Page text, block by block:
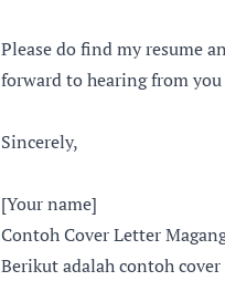
Please do find my resume
forward to hearing from
Sincerely,
[Your name]
Contoh Cover Letter
Berikut adalah contoh